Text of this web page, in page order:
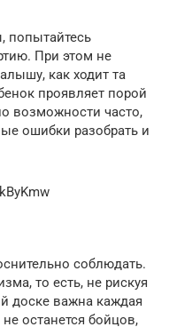
попытайтесь
При этом не
как ходит та
проявляет порой
возможности часто,
ошибки разобрать и
соблюдать.
то есть, не рискуя
доске важна каждая
останется бойцов,